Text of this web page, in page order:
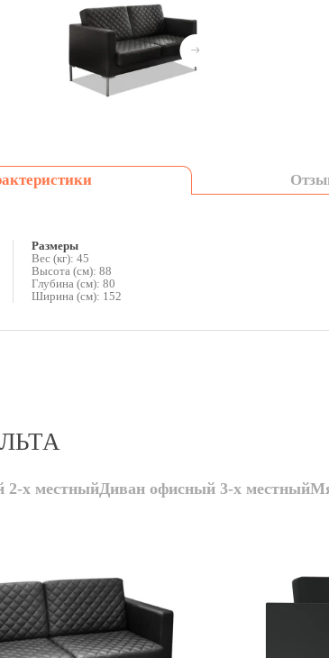
Размеры
Вес (кг): 45
Высота (см): 88
Глубина (см): 80
Ширина (см): 152
2-х местныйДиван офисный 3-х местный